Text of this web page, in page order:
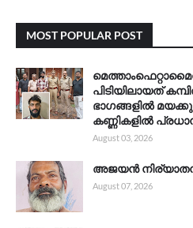
MOST POPULAR POST
പിടിയിലായത്
ഭാഗങ്ങളിൽ
കണ്ണികളിൽ
August 03, 2026
അജയൻ
August 07, 2026